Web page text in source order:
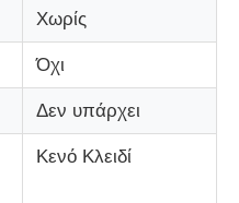
Χωρίς
Όχι
Δεν υπάρχει
Κενό Κλειδί